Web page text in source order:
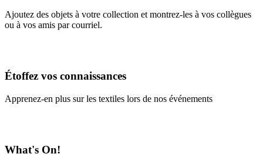
Ajoutez des objets à votre collection et montrez-les à vos collègues
ou à vos amis par courriel.
Étoffez vos connaissances
Apprenez-en plus sur les textiles lors de nos événements
What's On!